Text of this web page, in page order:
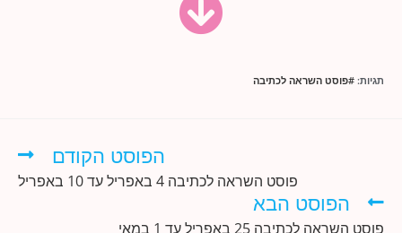
תגיות: #פוסט השראה לכתיבה
הפוסט הקודם
פוסט השראה לכתיבה 4 באפריל עד 10 באפריל
הפוסט הבא
פוסט השראה לכתיבה 25 באפריל עד 1 במאי